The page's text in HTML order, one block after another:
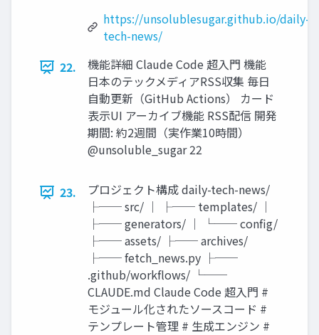
https://unsolublesugar.github.io/daily-
tech-news/
22.
機能詳細 Claude Code 超入門 機能
日本のテックメディアRSS収集 毎日
自動更新（GitHub Actions） カード
表示UI アーカイブ機能 RSS配信 開発
期間: 約2週間（実作業10時間）
@unsoluble_sugar 22
23.
プロジェクト構成 daily-tech-news/
├── src/ │ ├── templates/ │
├── generators/ │ └── config/
├── assets/ ├── archives/
├── fetch_news.py ├──
.github/workflows/ └──
CLAUDE.md Claude Code 超入門 #
モジュール化されたソースコード #
テンプレート管理 # 生成エンジン #